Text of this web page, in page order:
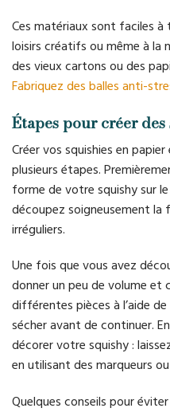
Ces matériaux sont faciles à
loisirs créatifs ou même à la
des vieux cartons ou des
Fabriquez des balles anti-
Étapes pour créer
Créer vos squishies en
plusieurs étapes.
forme de votre squishy sur
découpez soigneusement la
irréguliers.
Une fois que vous avez
donner un peu de volume et
différentes pièces à l’aide
sécher avant de continuer.
décorer votre squishy :
en utilisant des marqueurs
Quelques conseils pour